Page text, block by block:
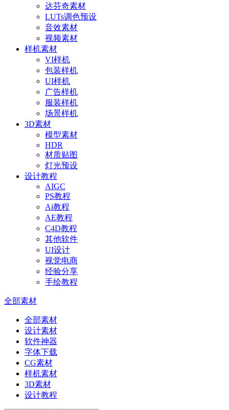
达芬奇素材
LUTs调色预设
音效素材
视频素材
样机素材
VI样机
包装样机
UI样机
广告样机
服装样机
场景样机
3D素材
模型素材
HDR
材质贴图
灯光预设
设计教程
AIGC
PS教程
Ai教程
AE教程
C4D教程
其他软件
UI设计
视觉电商
经验分享
手绘教程
全部素材
全部素材
设计素材
软件神器
字体下载
CG素材
样机素材
3D素材
设计教程